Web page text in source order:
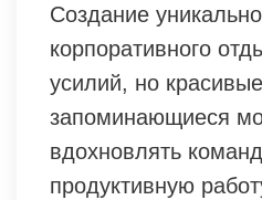
Создание
корпоративного
усилий, но
запоминающиеся
вдохновлять
продуктивную